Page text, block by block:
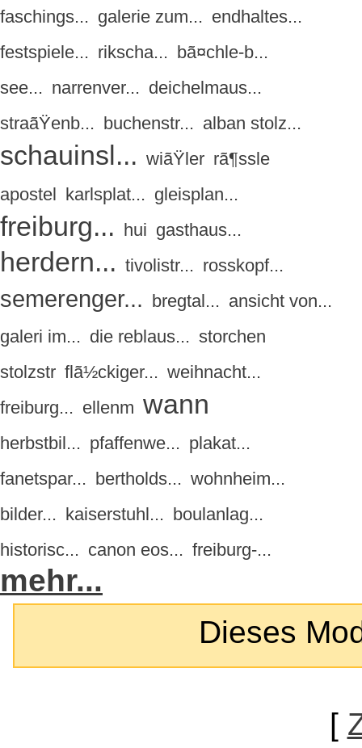
faschings... galerie zum... endhaltes...
festspiele... rikscha... bã¤chle-b...
see... narrenver... deichelmaus...
straãŸenb... buchenstr... alban stolz...
schauinsl... wiãŸler rã¶ssle
apostel karlsplat... gleisplan...
freiburg... hui gasthaus...
herdern... tivolistr... rosskopf...
semerenger... bregtal... ansicht von...
galeri im... die reblaus... storchen
stolzstr flã½ckiger... weihnacht...
freiburg... ellenm wann
herbstbil... pfaffenwe... plakat...
fanetspar... bertholds... wohnheim...
bilder... kaiserstuhl... boulanlag...
historisc... canon eos... freiburg-...
mehr...
Dieses
[